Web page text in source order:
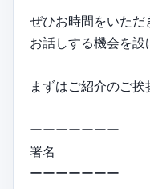
ぜひお時間をいただ
お話しする機会を設
まずはご紹介のご挨
ーーーーーーー
署名
ーーーーーーー